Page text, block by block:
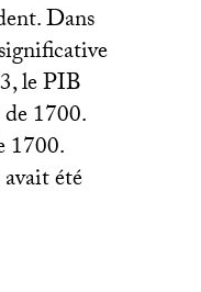
Dans
lePIB
1700.
1700.
été